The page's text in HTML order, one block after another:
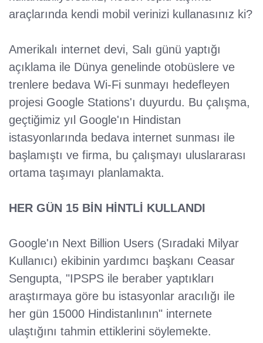
araçlarında kendi mobil verinizi kullanasınız ki?
Amerikalı internet devi, Salı günü yaptığı
açıklama ile Dünya genelinde otobüslere ve
trenlere bedava Wi-Fi sunmayı hedefleyen
projesi Google Stations'ı duyurdu. Bu çalışma,
geçtiğimiz yıl Google'ın Hindistan
istasyonlarında bedava internet sunması ile
başlamıştı ve firma, bu çalışmayı uluslararası
ortama taşımayı planlamakta.
HER GÜN 15 BİN HİNTLİ KULLANDI
Google'ın Next Billion Users (Sıradaki Milyar
Kullanıcı) ekibinin yardımcı başkanı Ceasar
Sengupta, "IPSPS ile beraber yaptıkları
araştırmaya göre bu istasyonlar aracılığı ile
her gün 15000 Hindistanlının" internete
ulaştığını tahmin ettiklerini söylemekte.